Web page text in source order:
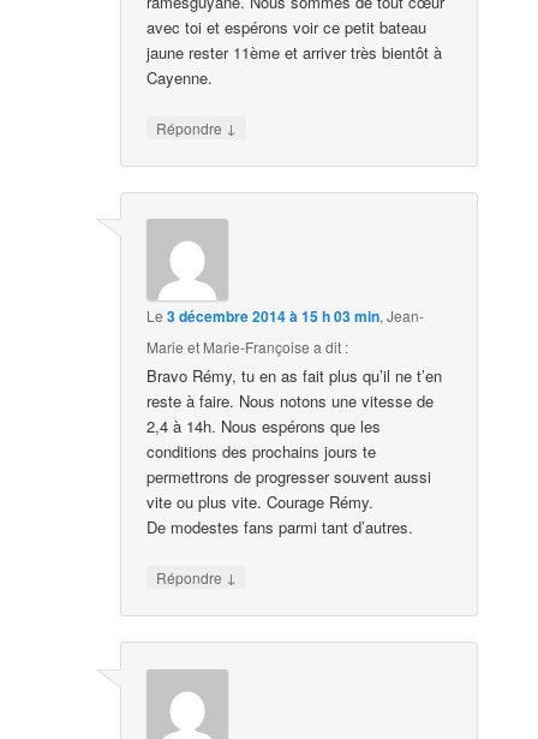
avec toi et espérons voir ce petit bateau
jaune rester 11ème et arriver très bientôt à
Cayenne.
Répondre ↓
Le3 décembre 2014 à 15 h 03 min,Jean-
Marie et Marie-Françoise a dit :
Bravo Rémy, tu en as fait plus qu’il ne t’en
reste à faire. Nous notons une vitesse de
2,4 à 14h. Nous espérons que les
conditions des prochains jours te
permettrons de progresser souvent aussi
vite ou plus vite. Courage Rémy.
De modestes fans parmi tant d’autres.
Répondre ↓